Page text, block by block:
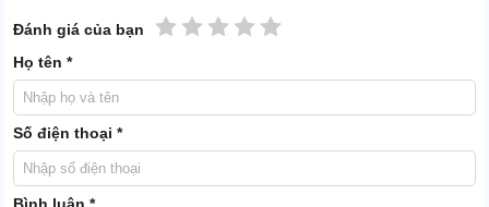
Màn hình đèn Led
Đánh giá của bạn 5 sao
4 sao
3 sao
2 sao
1 sao
Họ tên *
Số điện thoại *